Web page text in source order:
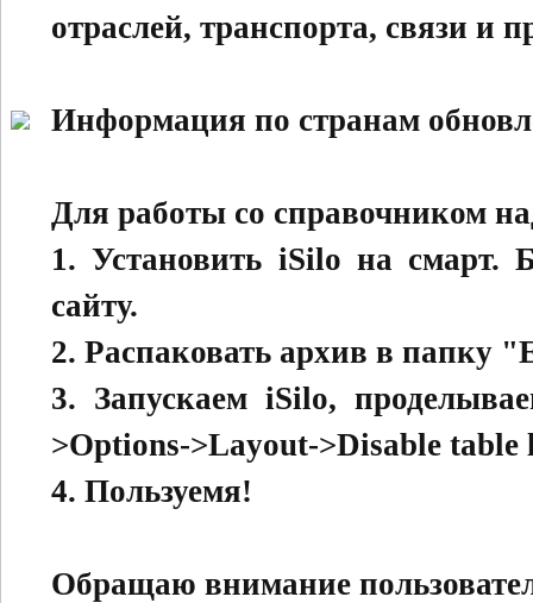
отраслей, транспорта, связи и
Информация по странам
Для работы со справочником
1. Установить iSilo на смарт.
сайту.
2. Распаковать архив в папку
3. Запускаем iSilo,
>Options->Layout->Disable
4. Пользуемя!
Обращаю внимание